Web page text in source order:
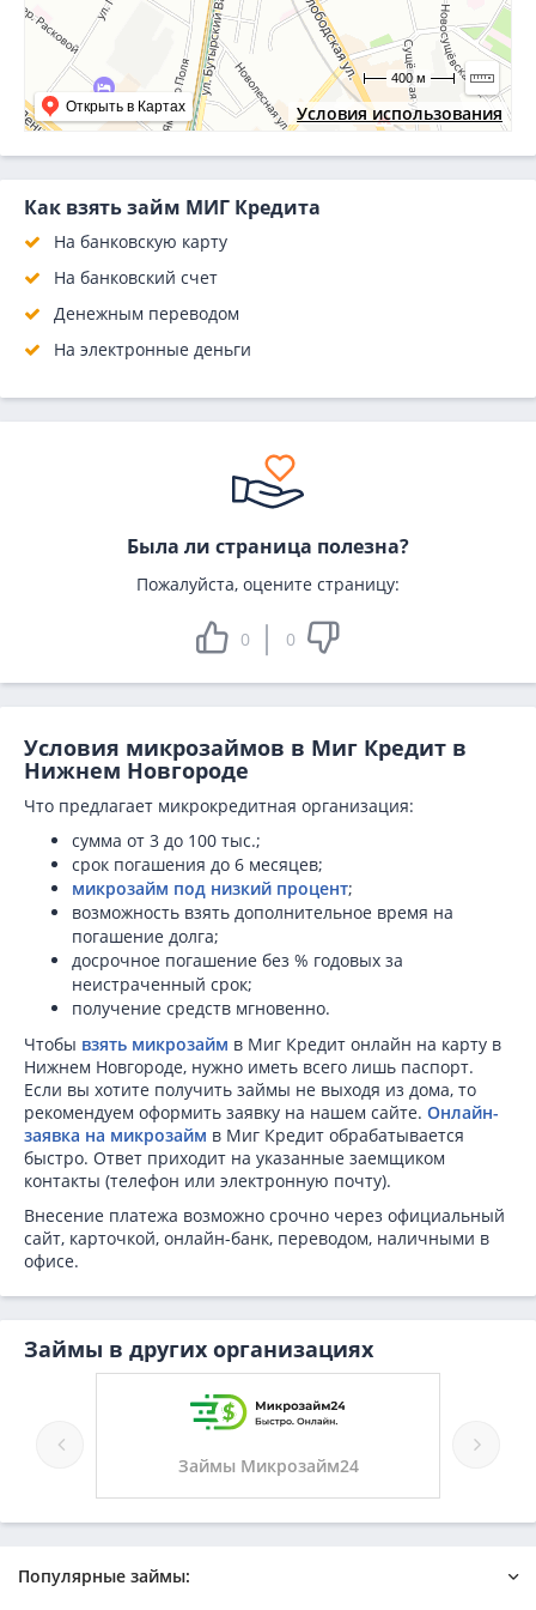
Условия использования
Открыть в Картах
400 м
Как взять займ МИГ Кредита
На банковскую карту
На банковский счет
Денежным переводом
На электронные деньги
Была ли страница полезна?
Пожалуйста, оцените страницу:
0 0
Условия микрозаймов в Миг Кредит в
Нижнем Новгороде
Что предлагает микрокредитная организация:
сумма от 3 до 100 тыс.;
срок погашения до 6 месяцев;
микрозайм под низкий процент;
возможность взять дополнительное время на
погашение долга;
досрочное погашение без % годовых за
неистраченный срок;
получение средств мгновенно.
Чтобы взять микрозайм в Миг Кредит онлайн на карту в
Нижнем Новгороде, нужно иметь всего лишь паспорт.
Если вы хотите получить займы не выходя из дома, то
рекомендуем оформить заявку на нашем сайте. Онлайн-
заявка на микрозайм в Миг Кредит обрабатывается
быстро. Ответ приходит на указанные заемщиком
контакты (телефон или электронную почту).
Внесение платежа возможно срочно через официальный
сайт, карточкой, онлайн-банк, переводом, наличными в
офисе.
Займы в других организациях
Займы Микрозайм24
Популярные займы: